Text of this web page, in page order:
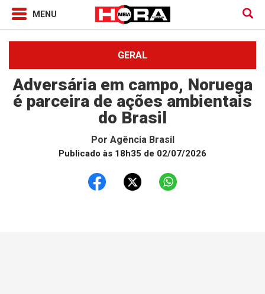
GERAL
Adversária em campo, Noruega
é parceira de ações ambientais
do Brasil
Por Agência Brasil
Publicado às 18h35 de 02/07/2026